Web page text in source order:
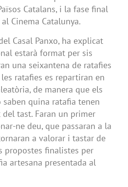
Catalans, i la fase final
Cinema Catalunya.
Casal Panxo, ha explicat
estarà format per sis
una seixantena de ratafies
ratafies es repartiran en
de manera que els
quina ratafia tenen
tast. Faran un primer
ne deu, que passaran a la
a valorar i tastar de
propostes finalistes per
artesana presentada al